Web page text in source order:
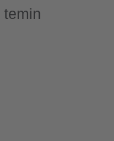
temin